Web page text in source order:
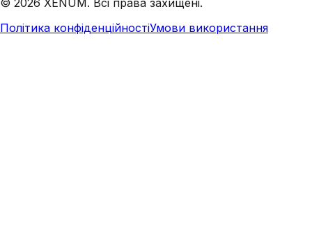
Політика конфіденційностіУмови використання